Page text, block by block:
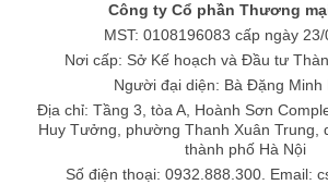
Công ty Cổ phần Thương
MST: 0108196083 cấp ngày 23/
Nơi cấp: Sở Kế hoạch và Đầu tư
Người đại diện: Bà Đặng Minh
Địa chỉ: Tầng 3, tòa A, Hoành Sơn
Huy Tưởng, phường Thanh Xuân Trung,
thành phố Hà Nội
Số điện thoại: 0932.888.300. Email: